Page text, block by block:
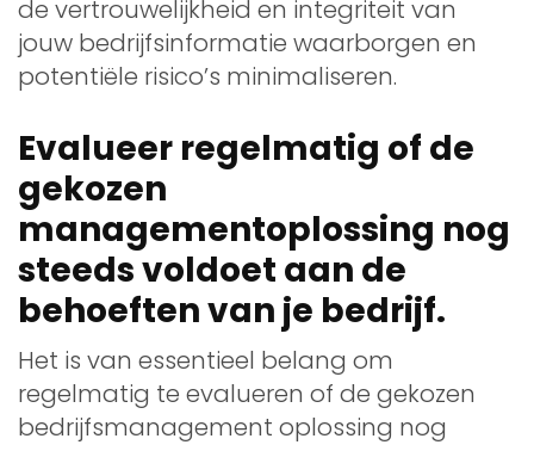
de vertrouwelijkheid en integriteit van
jouw bedrijfsinformatie waarborgen en
potentiële risico’s minimaliseren.
Evalueer regelmatig of de
gekozen
managementoplossing nog
steeds voldoet aan de
behoeften van je bedrijf.
Het is van essentieel belang om
regelmatig te evalueren of de gekozen
bedrijfsmanagement oplossing nog